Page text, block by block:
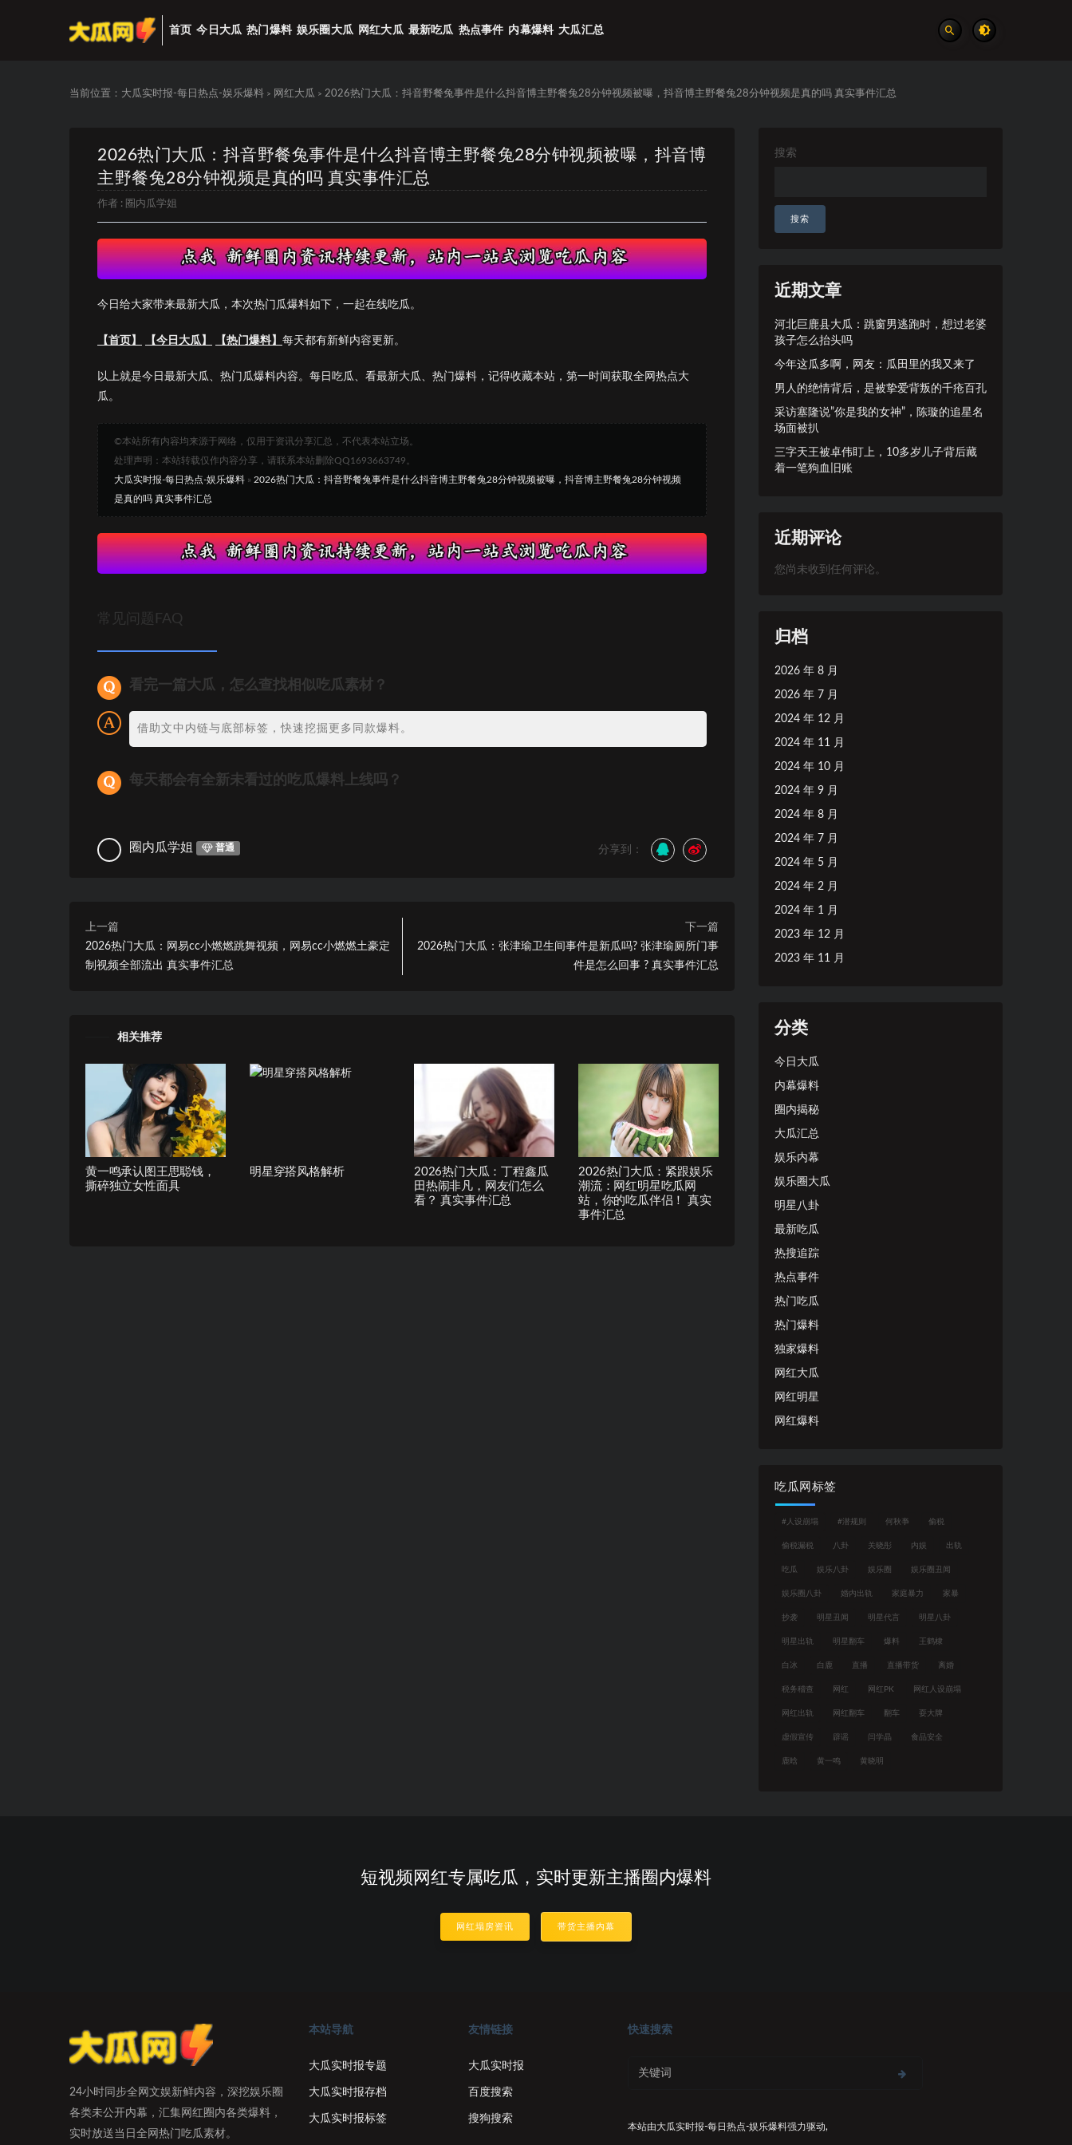
首页 今日大瓜 热门爆料 娱乐圈大瓜 网红大瓜 最新吃瓜 热点事件 内幕爆料 大瓜汇总
当前位置： 大瓜实时报-每日热点-娱乐爆料 > 网红大瓜 > 2026热门大瓜：抖音野餐兔事件是什么抖音博主野餐兔28分钟视频被曝，抖音博主野餐兔28分钟视频是真的吗 真实事件汇总
2026热门大瓜：抖音野餐兔事件是什么抖音博主野餐兔28分钟视频被曝，抖音博
主野餐兔28分钟视频是真的吗 真实事件汇总
作者 : 圈内瓜学姐
今日给大家带来最新大瓜，本次热门瓜爆料如下，一起在线吃瓜。
【首页】 【今日大瓜】 【热门爆料】 每天都有新鲜内容更新。
以上就是今日最新大瓜、热门瓜爆料内容。每日吃瓜、看最新大瓜、热门爆料，记得收藏本站，第一时间获取全网热点大
瓜。
©本站所有内容均来源于网络，仅用于资讯分享汇总，不代表本站立场。
处理声明：本站转载仅作内容分享，请联系本站删除QQ1693663749。
大瓜实时报-每日热点-娱乐爆料 » 2026热门大瓜：抖音野餐兔事件是什么抖音博主野餐兔28分钟视频被曝，抖音博主野餐兔28分钟视频
是真的吗 真实事件汇总
常见问题FAQ
看完一篇大瓜，怎么查找相似吃瓜素材？
借助文中内链与底部标签，快速挖掘更多同款爆料。
每天都会有全新未看过的吃瓜爆料上线吗？
圈内瓜学姐 普通 分享到：
上一篇
2026热门大瓜：网易cc小燃燃跳舞视频，网易cc小燃燃土豪定
制视频全部流出 真实事件汇总
下一篇
2026热门大瓜：张津瑜卫生间事件是新瓜吗? 张津瑜厕所门事
件是怎么回事 ? 真实事件汇总
相关推荐
黄一鸣承认图王思聪钱，
撕碎独立女性面具
明星穿搭风格解析
2026热门大瓜：丁程鑫瓜
田热闹非凡，网友们怎么
看？ 真实事件汇总
2026热门大瓜：紧跟娱乐
潮流：网红明星吃瓜网
站，你的吃瓜伴侣！ 真实
事件汇总
搜索
搜索
近期文章
河北巨鹿县大瓜：跳窗男逃跑时，想过老婆
孩子怎么抬头吗
今年这瓜多啊，网友：瓜田里的我又来了
男人的绝情背后，是被挚爱背叛的千疮百孔
采访塞隆说”你是我的女神”，陈璇的追星名
场面被扒
三字天王被卓伟盯上，10多岁儿子背后藏
着一笔狗血旧账
近期评论
您尚未收到任何评论。
归档
2026 年 8 月
2026 年 7 月
2024 年 12 月
2024 年 11 月
2024 年 10 月
2024 年 9 月
2024 年 8 月
2024 年 7 月
2024 年 5 月
2024 年 2 月
2024 年 1 月
2023 年 12 月
2023 年 11 月
分类
今日大瓜
内幕爆料
圈内揭秘
大瓜汇总
娱乐内幕
娱乐圈大瓜
明星八卦
最新吃瓜
热搜追踪
热点事件
热门吃瓜
热门爆料
独家爆料
网红大瓜
网红明星
网红爆料
吃瓜网标签
#人设崩塌 #潜规则 何秋亊 偷税
偷税漏税 八卦 关晓彤 内娱 出轨
吃瓜 娱乐八卦 娱乐圈 娱乐圈丑闻
娱乐圈八卦 婚内出轨 家庭暴力 家暴
抄袭 明星丑闻 明星代言 明星八卦
明星出轨 明星翻车 爆料 王鹤棣
白冰 白鹿 直播 直播带货 离婚
税务稽查 网红 网红PK 网红人设崩塌
网红出轨 网红翻车 翻车 耍大牌
虚假宣传 辟谣 闫学晶 食品安全
鹿晗 黄一鸣 黄晓明
短视频网红专属吃瓜，实时更新主播圈内爆料
网红塌房资讯 带货主播内幕
24小时同步全网文娱新鲜内容，深挖娱乐圈
各类未公开内幕，汇集网红圈内各类爆料，
实时放送当日全网热门吃瓜素材。
本站导航
大瓜实时报专题
大瓜实时报存档
大瓜实时报标签
友情链接
大瓜实时报
百度搜索
搜狗搜索
快速搜索
本站由大瓜实时报-每日热点-娱乐爆料强力驱动,